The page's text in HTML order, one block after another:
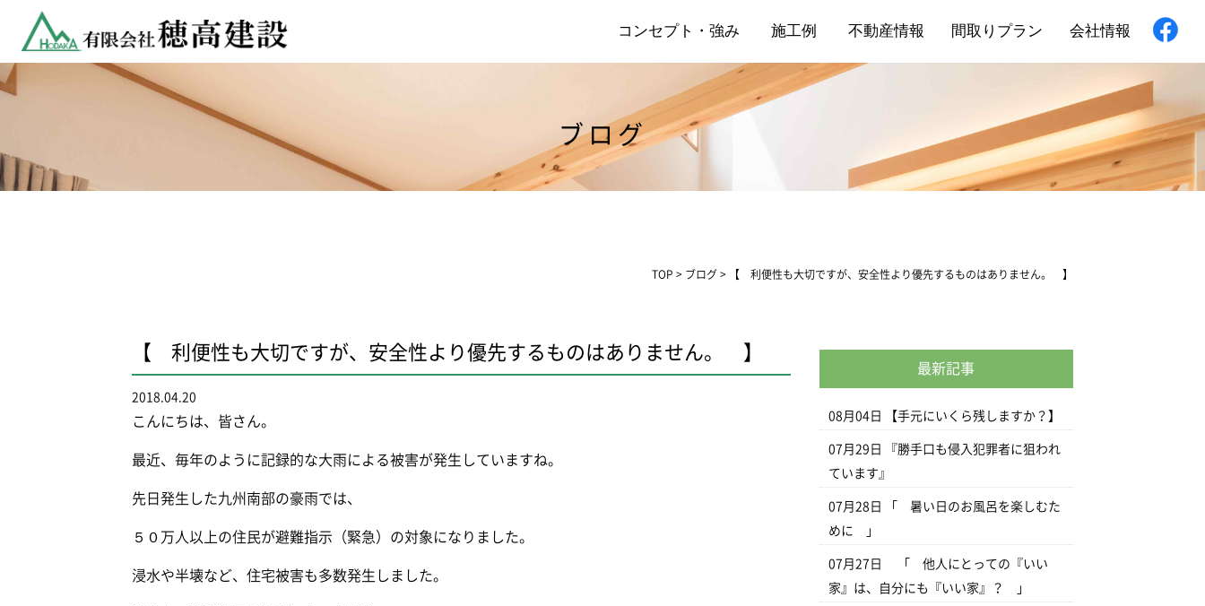
コンセプト・強み 施工例
新築住宅
不動産情報 間取りプラン 会社情報
ブログ
TOP > ブログ > 【 利便性も大切ですが、安全性より優先するものはありません。 】
【 利便性も大切ですが、安全性より優先するものはありません。 】
2018.04.20
こんにちは、皆さん。
最近、毎年のように記録的な大雨による被害が発生していますね。
先日発生した九州南部の豪雨では、
５０万人以上の住民が避難指示（緊急）の対象になりました。
浸水や半壊など、住宅被害も多数発生しました。
最新記事
08月04日 【手元にいくら残しますか？】
07月29日
『勝手口も侵入犯罪者に狙われ
ています』
07月28日
「 暑い日のお風呂を楽しむた
めに 」
07月27日
「 他人にとっての『いい
家』は、自分にも『いい家』？ 」